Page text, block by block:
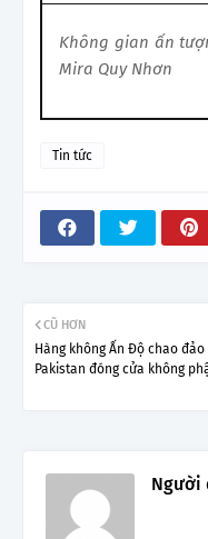
Không gian ấn
Mira Quy Nhơn
Tin tức
CŨ HƠN
Hàng không Ấn Độ chao đảo
Pakistan đóng cửa không
Người